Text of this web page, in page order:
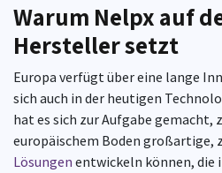
Warum Nelpx auf
Hersteller setzt
Europa verfügt über eine lange
sich auch in der heutigen
hat es sich zur Aufgabe gemacht,
europäischem Boden großartige,
Lösungen entwickeln können,